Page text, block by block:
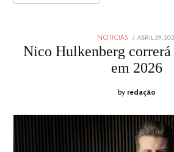
NOTICIAS
POSTED
ABRIL 29,
Nico Hulkenberg correrá
em 2026
by redação